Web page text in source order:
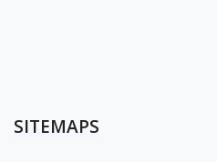
SITEMAPS